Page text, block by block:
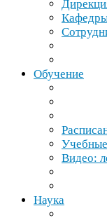
Обучение
Видео:
Наука